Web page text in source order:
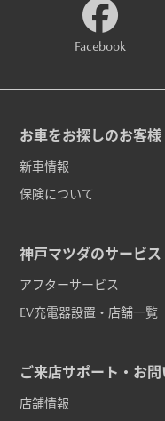
Facebook
お車をお探しのお客様
新車情報
保険について
神戸マツダのサービス
アフターサービス
EV充電器設置・店舗一覧
ご来店サポート・お
店舗情報